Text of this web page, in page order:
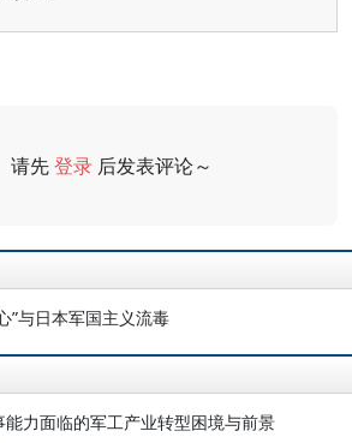
请先登录 后发表评论～
”与日本军国主义流毒
力面临的军工产业转型困境与前景